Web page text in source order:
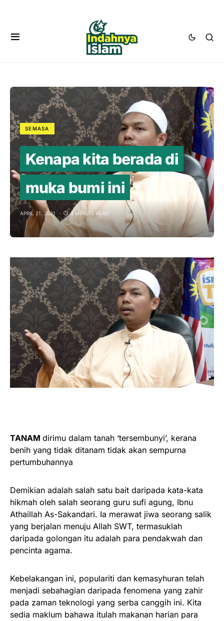
SEMASA
Kenapa kita berada di
muka bumi ini
APRIL 21, 2021 3 MINUTE READ
TANAM dirimu dalam tanah ‘tersembunyi’, kerana
benih yang tidak ditanam tidak akan sempurna
pertumbuhannya
Demikian adalah salah satu bait daripada kata-kata
hikmah oleh salah seorang guru sufi agung, Ibnu
Athaillah As-Sakandari. Ia merawat jiwa seorang salik
yang berjalan menuju Allah SWT, termasuklah
daripada golongan itu adalah para pendakwah dan
pencinta agama.
Kebelakangan ini, populariti dan kemasyhuran telah
menjadi sebahagian daripada fenomena yang zahir
pada zaman teknologi yang serba canggih ini. Kita
sedia maklum bahawa itulah makanan harian para